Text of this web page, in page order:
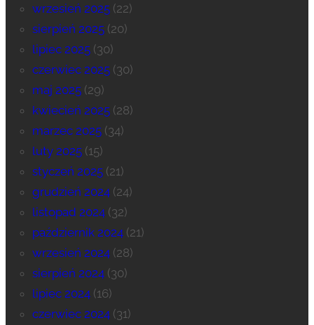
wrzesień 2025(22)
sierpień 2025(20)
lipiec 2025(30)
czerwiec 2025(30)
maj 2025(29)
kwiecień 2025(28)
marzec 2025(34)
luty 2025(15)
styczeń 2025(21)
grudzień 2024(24)
listopad 2024(32)
październik 2024(21)
wrzesień 2024(28)
sierpień 2024(30)
lipiec 2024(16)
czerwiec 2024(31)